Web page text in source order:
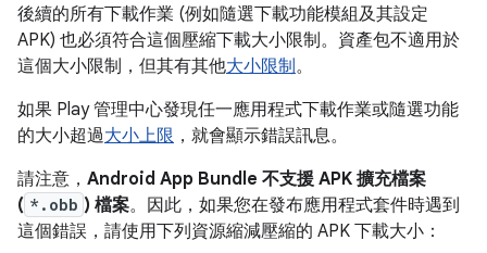
後續的所有下載作業 (例如隨選下載功能模組及其設定
APK) 也必須符合這個壓縮下載大小限制。資產包不適用於
這個大小限制，但其有其他大小限制。
如果 Play 管理中心發現任一應用程式下載作業或隨選功能
的大小超過大小上限 ，就會顯示錯誤訊息。
請注意， Android App Bundle 不支援 APK 擴充檔案
( *.obb ) 檔案。因此，如果您在發布應用程式套件時遇到
這個錯誤，請使用下列資源縮減壓縮的 APK 下載大小：